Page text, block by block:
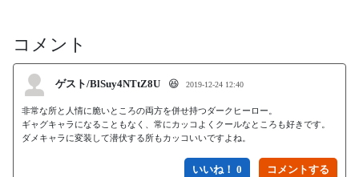
コメント
ゲスト/BlSuy4NTtZ8U 😆 2019-12-24 12:40
非常な所と人情に脆いところの両方を併せ持つダークヒーロー。
ギャグキャラになることもなく、常にカッコよくクールなところも好きです。
ダメキャラに変装して潜伏する所もカッコいいですよね。
いいね！ 0